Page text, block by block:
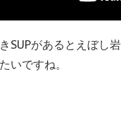
SUPがあるとえぼし
いですね。